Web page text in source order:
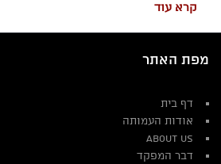
קרא עוד
מפת האתר
דף בית
אודות העמותה
About Us
דבר המפקד